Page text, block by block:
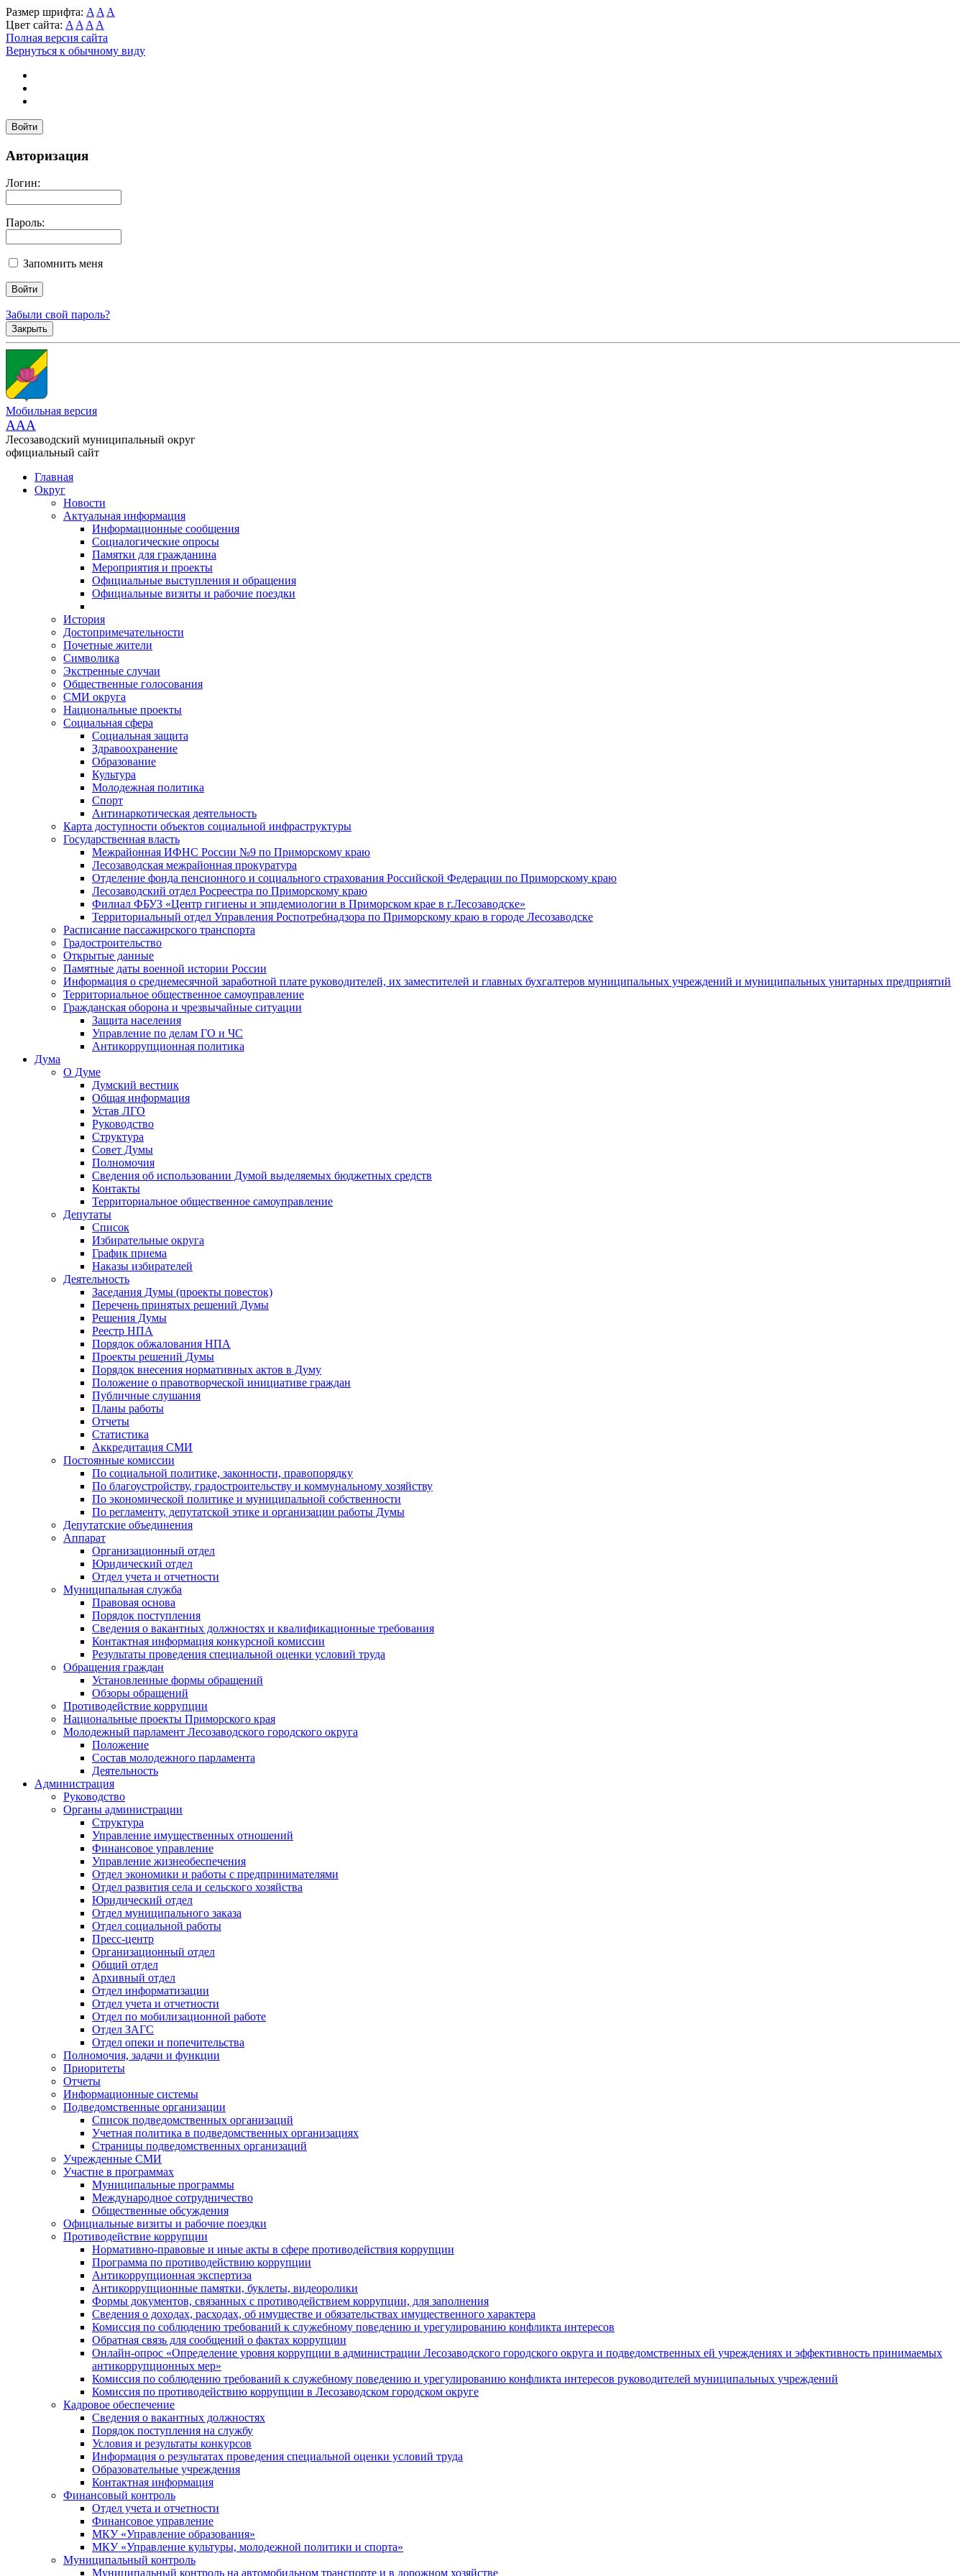
Размер шрифта: A A A
Цвет сайта: A A A A
Полная версия сайта
Вернуться к обычному виду
Войти
Авторизация
Логин:
Пароль:
Запомнить меня
Забыли свой пароль?
Закрыть
Мобильная версия
AAA
Лесозаводский муниципальный округ
официальный сайт
Главная
Округ
Новости
Актуальная информация
Информационные сообщения
Социалогические опросы
Памятки для гражданина
Мероприятия и проекты
Официальные выступления и обращения
Официальные визиты и рабочие поездки
История
Достопримечательности
Почетные жители
Символика
Экстренные случаи
Общественные голосования
СМИ округа
Национальные проекты
Социальная сфера
Социальная защита
Здравоохранение
Образование
Культура
Молодежная политика
Спорт
Антинаркотическая деятельность
Карта доступности объектов социальной инфраструктуры
Государственная власть
Межрайонная ИФНС России №9 по Приморскому краю
Лесозаводская межрайонная прокуратура
Отделение фонда пенсионного и социального страхования Российской Федерации по Приморскому краю
Лесозаводский отдел Росреестра по Приморскому краю
Филиал ФБУЗ «Центр гигиены и эпидемиологии в Приморском крае в г.Лесозаводске»
Территориальный отдел Управления Роспотребнадзора по Приморскому краю в городе Лесозаводске
Расписание пассажирского транспорта
Градостроительство
Открытые данные
Памятные даты военной истории России
Информация о среднемесячной заработной плате руководителей, их заместителей и главных бухгалтеров муниципальных учреждений и муниципальных унитарных предприятий
Территориальное общественное самоуправление
Гражданская оборона и чрезвычайные ситуации
Защита населения
Управление по делам ГО и ЧС
Антикоррупционная политика
Дума
О Думе
Думский вестник
Общая информация
Устав ЛГО
Руководство
Структура
Совет Думы
Полномочия
Сведения об использовании Думой выделяемых бюджетных средств
Контакты
Территориальное общественное самоуправление
Депутаты
Список
Избирательные округа
График приема
Наказы избирателей
Деятельность
Заседания Думы (проекты повесток)
Перечень принятых решений Думы
Решения Думы
Реестр НПА
Порядок обжалования НПА
Проекты решений Думы
Порядок внесения нормативных актов в Думу
Положение о правотворческой инициативе граждан
Публичные слушания
Планы работы
Отчеты
Статистика
Аккредитация СМИ
Постоянные комиссии
По социальной политике, законности, правопорядку
По благоустройству, градостроительству и коммунальному хозяйству
По экономической политике и муниципальной собственности
По регламенту, депутатской этике и организации работы Думы
Депутатские объединения
Аппарат
Организационный отдел
Юридический отдел
Отдел учета и отчетности
Муниципальная служба
Правовая основа
Порядок поступления
Сведения о вакантных должностях и квалификационные требования
Контактная информация конкурсной комиссии
Результаты проведения специальной оценки условий труда
Обращения граждан
Установленные формы обращений
Обзоры обращений
Противодействие коррупции
Национальные проекты Приморского края
Молодежный парламент Лесозаводского городского округа
Положение
Состав молодежного парламента
Деятельность
Администрация
Руководство
Органы администрации
Структура
Управление имущественных отношений
Финансовое управление
Управление жизнеобеспечения
Отдел экономики и работы с предпринимателями
Отдел развития села и сельского хозяйства
Юридический отдел
Отдел муниципального заказа
Отдел социальной работы
Пресс-центр
Организационный отдел
Общий отдел
Архивный отдел
Отдел информатизации
Отдел учета и отчетности
Отдел по мобилизационной работе
Отдел ЗАГС
Отдел опеки и попечительства
Полномочия, задачи и функции
Приоритеты
Отчеты
Информационные системы
Подведомственные организации
Список подведомственных организаций
Учетная политика в подведомственных организациях
Страницы подведомственных организаций
Учрежденные СМИ
Участие в программах
Муниципальные программы
Международное сотрудничество
Общественные обсуждения
Официальные визиты и рабочие поездки
Противодействие коррупции
Нормативно-правовые и иные акты в сфере противодействия коррупции
Программа по противодействию коррупции
Антикоррупционная экспертиза
Антикоррупционные памятки, буклеты, видеоролики
Формы документов, связанных с противодействием коррупции, для заполнения
Сведения о доходах, расходах, об имуществе и обязательствах имущественного характера
Комиссия по соблюдению требований к служебному поведению и урегулированию конфликта интересов
Обратная связь для сообщений о фактах коррупции
Онлайн-опрос «Определение уровня коррупции в администрации Лесозаводского городского округа и подведомственных ей учреждениях и эффективность принимаемых
антикоррупционных мер»
Комиссия по соблюдению требований к служебному поведению и урегулированию конфликта интересов руководителей муниципальных учреждений
Комиссия по противодействию коррупции в Лесозаводском городском округе
Кадровое обеспечение
Сведения о вакантных должностях
Порядок поступления на службу
Условия и результаты конкурсов
Информация о результатах проведения специальной оценки условий труда
Образовательные учреждения
Контактная информация
Финансовый контроль
Отдел учета и отчетности
Финансовое управление
МКУ «Управление образования»
МКУ «Управление культуры, молодежной политики и спорта»
Муниципальный контроль
Муниципальный контроль на автомобильном транспорте и в дорожном хозяйстве